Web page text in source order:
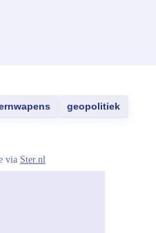
geopolitiek
via Ster.nl